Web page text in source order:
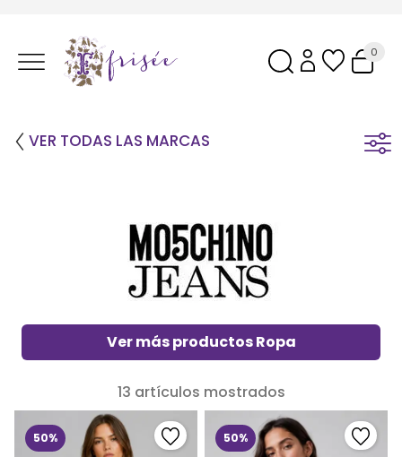
0
VER TODAS LAS MARCAS
Ver más productos Ropa
13 artículos mostrados
50% 50%